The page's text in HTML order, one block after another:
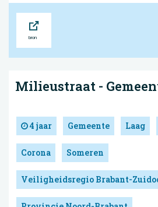
Milieustraat -
4 jaar Gemeente Laag
Corona Someren
Veiligheidsregio Brabant-